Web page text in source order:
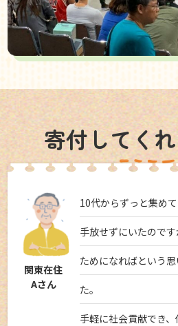
寄付してく
関東在住
Aさん
10代からずっと集め
手放せずにいたので
ためになればという
た。
手軽に社会貢献でき